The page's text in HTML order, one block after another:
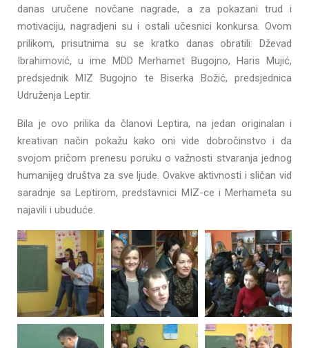
danas uručene novčane nagrade, a za pokazani trud i
motivaciju, nagradjeni su i ostali učesnici konkursa. Ovom
prilikom, prisutnima su se kratko danas obratili: Dževad
Ibrahimović, u ime MDD Merhamet Bugojno, Haris Mujić,
predsjednik MIZ Bugojno te Biserka Božić, predsjednica
Udruženja Leptir.
Bila je ovo prilika da članovi Leptira, na jedan originalan i
kreativan način pokažu kako oni vide dobročinstvo i da
svojom pričom prenesu poruku o važnosti stvaranja jednog
humanijeg društva za sve ljude. Ovakve aktivnosti i sličan vid
saradnje sa Leptirom, predstavnici MIZ-ce i Merhameta su
najavili i ubuduće.